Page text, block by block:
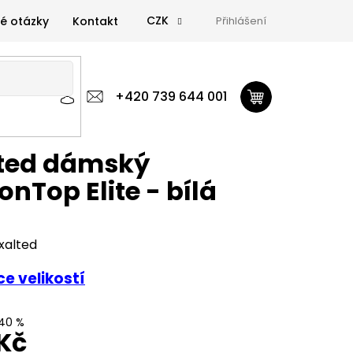
otázky Kontakt CZK Přihlášení
+420 739 644 001
Zdravá výživa Doplňky GymTime Magazín
Doplňky
%
velikostí
dámský
Elite - bílá